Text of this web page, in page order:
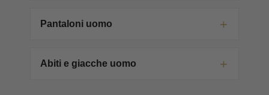
Pantaloni uomo
Abiti e giacche uomo